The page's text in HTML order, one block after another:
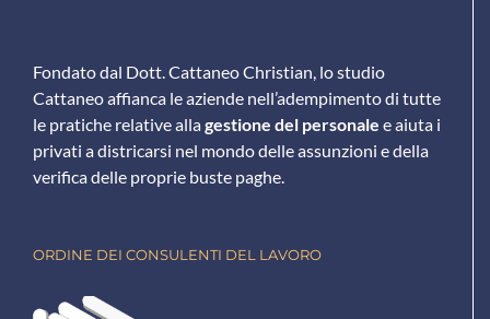
Fondato dal Dott. Cattaneo Christian, lo studio
Cattaneo affianca le aziende nell’adempimento di tutte
le pratiche relative allagestione del personale e aiuta i
privati a districarsi nel mondo delle assunzioni e della
verifica delle proprie buste paghe.
ORDINE DEI CONSULENTI DEL LAVORO